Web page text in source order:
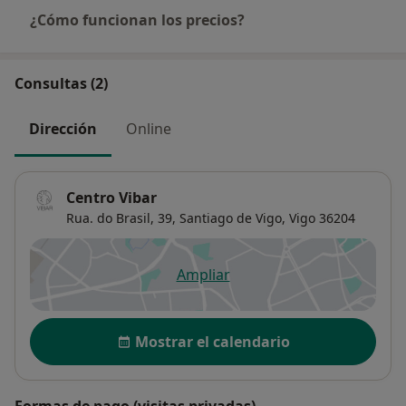
¿Cómo funcionan los precios?
Consultas (2)
Dirección Online
Centro Vibar
Rua. do Brasil, 39, Santiago de Vigo, Vigo 36204
Ampliarse abre en una nueva
Disponibilidad
Mostrar el calendario